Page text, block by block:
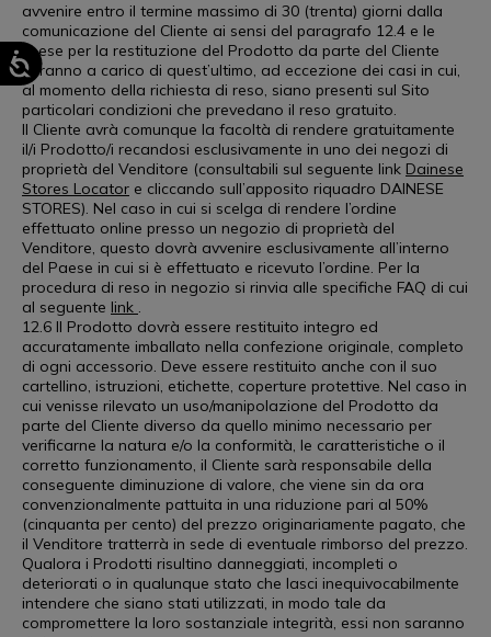
avvenire entro il termine massimo di 30 (trenta) giorni dalla
comunicazione del Cliente ai sensi del paragrafo 12.4 e le
spese per la restituzione del Prodotto da parte del Cliente
saranno a carico di quest’ultimo, ad eccezione dei casi in cui,
al momento della richiesta di reso, siano presenti sul Sito
particolari condizioni che prevedano il reso gratuito.
Il Cliente avrà comunque la facoltà di rendere gratuitamente
il/i Prodotto/i recandosi esclusivamente in uno dei negozi di
proprietà del Venditore (consultabili sul seguente link Dainese
Stores Locator e cliccando sull’apposito riquadro DAINESE
STORES). Nel caso in cui si scelga di rendere l’ordine
effettuato online presso un negozio di proprietà del
Venditore, questo dovrà avvenire esclusivamente all’interno
del Paese in cui si è effettuato e ricevuto l’ordine. Per la
procedura di reso in negozio si rinvia alle specifiche FAQ di cui
al seguente link .
12.6 Il Prodotto dovrà essere restituito integro ed
accuratamente imballato nella confezione originale, completo
di ogni accessorio. Deve essere restituito anche con il suo
cartellino, istruzioni, etichette, coperture protettive. Nel caso in
cui venisse rilevato un uso/manipolazione del Prodotto da
parte del Cliente diverso da quello minimo necessario per
verificarne la natura e/o la conformità, le caratteristiche o il
corretto funzionamento, il Cliente sarà responsabile della
conseguente diminuzione di valore, che viene sin da ora
convenzionalmente pattuita in una riduzione pari al 50%
(cinquanta per cento) del prezzo originariamente pagato, che
il Venditore tratterrà in sede di eventuale rimborso del prezzo.
Qualora i Prodotti risultino danneggiati, incompleti o
deteriorati o in qualunque stato che lasci inequivocabilmente
intendere che siano stati utilizzati, in modo tale da
compromettere la loro sostanziale integrità, essi non saranno